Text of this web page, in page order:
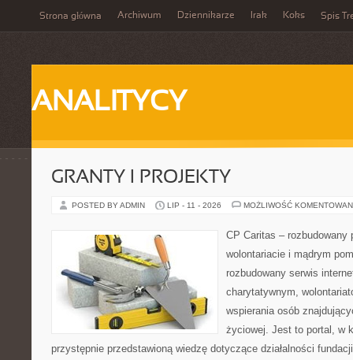
Strona główna Archiwum Dziennikarze Irak Koks Spis
ANALITYCY
GRANTY I PROJEKTY
POSTED BY ADMIN LIP - 11 - 2026 MOŻLIWOŚĆ
CP Caritas – rozbudowany
wolontariacie i mądrym
rozbudowany serwis
charytatywnym,
wspierania osób
życiowej. Jest to portal, w
przystępnie przedstawioną wiedzę dotyczące działalności